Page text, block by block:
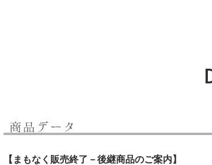
【まもなく販売終了－後継商品のご案内】